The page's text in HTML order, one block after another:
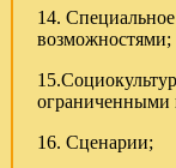
14.
возможностями;
ограниченными
16. Сценарии;